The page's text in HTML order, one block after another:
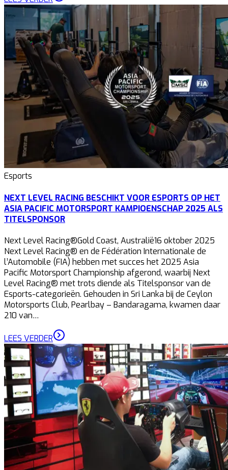
Esports
NEXT LEVEL RACING BESCHIKT VOOR ESPORTS OP HET
ASIA PACIFIC MOTORSPORT KAMPIOENSCHAP 2025 ALS
TITELSPONSOR
Next Level Racing®Gold Coast, Australië16 oktober 2025
Next Level Racing® en de Fédération Internationale de
l’Automobile (FIA) hebben met succes het 2025 Asia
Pacific Motorsport Championship afgerond, waarbij Next
Level Racing® met trots diende als Titelsponsor van de
Esports-categorieën. Gehouden in Sri Lanka bij de Ceylon
Motorsports Club, Pearlbay – Bandaragama, kwamen daar
210 van…
LEES VERDER